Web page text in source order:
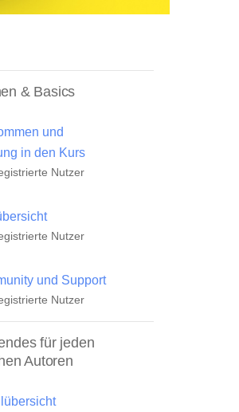
& Basics
und
in den Kurs
Nutzer
Nutzer
und Support
Nutzer
für jeden
Autoren